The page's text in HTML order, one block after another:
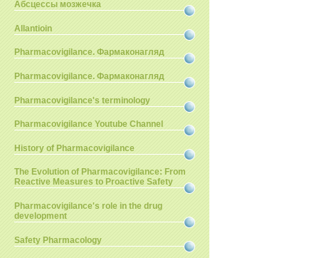
Абсцессы мозжечка
Allantioin
Pharmacovigilance. Фармаконагляд
Pharmacovigilance. Фармаконагляд
Pharmacovigilance's terminology
Pharmacovigilance Youtube Channel
History of Pharmacovigilance
The Evolution of Pharmacovigilance: From
Reactive Measures to Proactive Safety
Pharmacovigilance's role in the drug
development
Safety Pharmacology